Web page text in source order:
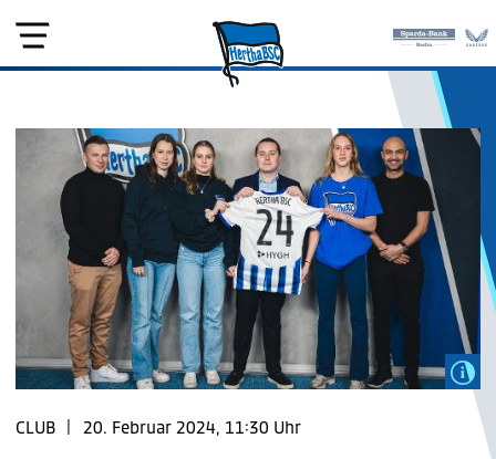
CLUB 20. Februar 2024, 11:30 Uhr